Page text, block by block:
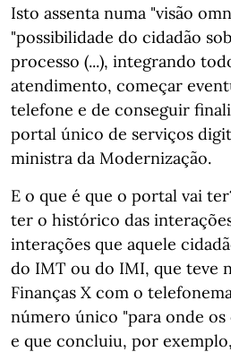
Isto assenta numa "visão
"possibilidade do cidadão
processo (...), integrando
atendimento, começar
telefone e de conseguir
portal único de serviços
ministra da Modernização.
E o que é que o portal vai
ter o histórico das
interações que aquele
do IMT ou do IMI, que teve
Finanças X com o
número único "para onde os
e que concluiu, por